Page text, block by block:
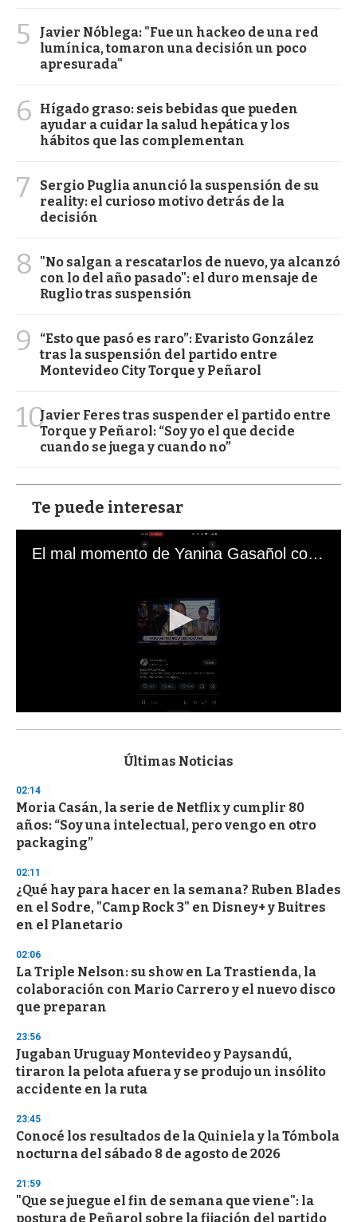
5
Javier Nóblega: "Fue un hackeo de una red
lumínica, tomaron una decisión un poco
apresurada"
6
Hígado graso: seis bebidas que pueden
ayudar a cuidar la salud hepática y los
hábitos que las complementan
7
Sergio Puglia anunció la suspensión de su
reality: el curioso motivo detrás de la
decisión
8
"No salgan a rescatarlos de nuevo, ya alcanzó
con lo del año pasado": el duro mensaje de
Ruglio tras suspensión
9
“Esto que pasó es raro”: Evaristo González
tras la suspensión del partido entre
Montevideo City Torque y Peñarol
10Javier Feres tras suspender el partido entre
Torque y Peñarol: “Soy yo el que decide
cuando se juega y cuando no”
Te puede interesar
El mal momento de Yanina Gasañol con un hincha argentino en "Subrayado"
s
d
s
o
f
3
s
e
c
o
n
s
Últimas Noticias
02:14
Moria Casán, la serie de Netflix y cumplir 80
años: “Soy una intelectual, pero vengo en otro
packaging”
02:11
¿Qué hay para hacer en la semana? Ruben Blades
en el Sodre, "Camp Rock 3" en Disney+ y Buitres
en el Planetario
02:06
La Triple Nelson: su show en La Trastienda, la
colaboración con Mario Carrero y el nuevo disco
que preparan
23:56
Jugaban Uruguay Montevideo y Paysandú,
tiraron la pelota afuera y se produjo un insólito
accidente en la ruta
23:45
Conocé los resultados de la Quiniela y la Tómbola
nocturna del sábado 8 de agosto de 2026
21:59
"Que se juegue el fin de semana que viene": la
postura de Peñarol sobre la fijación del partido